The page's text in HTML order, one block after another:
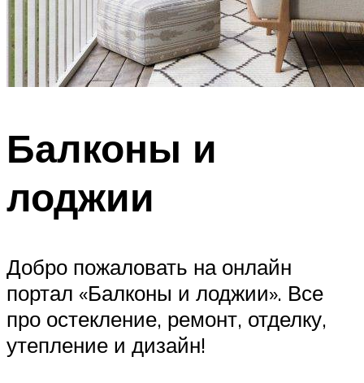
Балконы и
лоджии
Добро пожаловать на онлайн
портал «Балконы и лоджии». Все
про остекление, ремонт, отделку,
утепление и дизайн!